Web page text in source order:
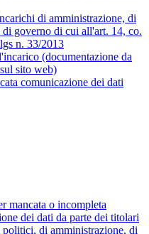
di amministrazione, di
di governo di cui all'art. 14, co.
n. 33/2013
(documentazione da
sito web)
comunicazione dei dati
mancata o incompleta
dei dati da parte dei titolari
di amministrazione, di